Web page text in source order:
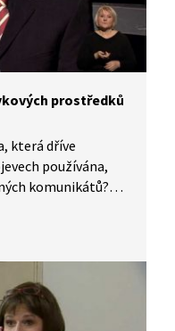
prostředků
která dříve
používána,
komunikátů?